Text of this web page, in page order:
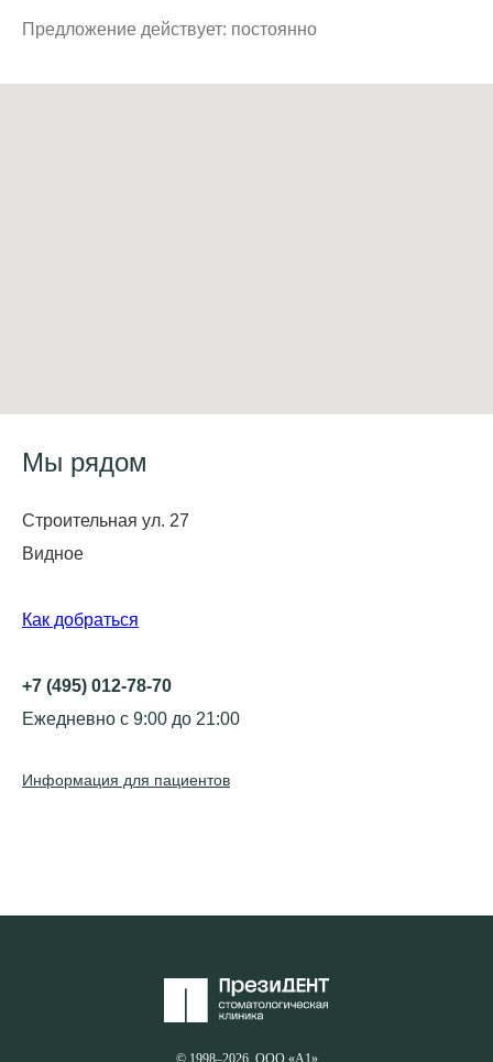
Предложение действует: постоянно
Мы рядом
Строительная ул. 27
Видное
Как добраться
+7 (495) 012-78-70
Ежедневно с 9:00 до 21:00
Информация для пациентов
© 1998–2026. ООО «А1»